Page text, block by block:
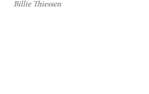
Billie Thiessen